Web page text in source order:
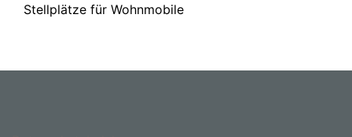
Stellplätze für Wohnmobile